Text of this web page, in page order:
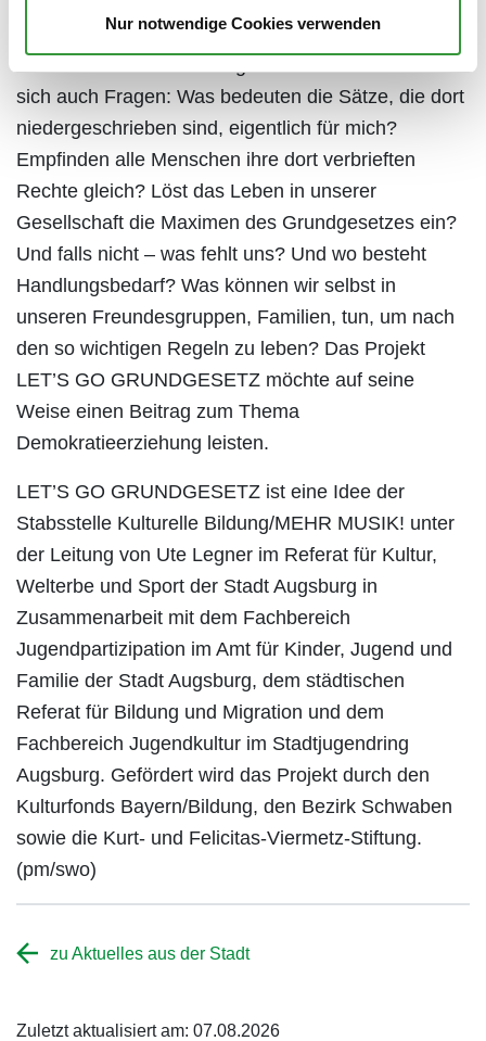
Nur notwendige Cookies verwenden
Im Unterricht haben die meisten jungen Menschen
sich auch Fragen: Was bedeuten die Sätze, die dort
niedergeschrieben sind, eigentlich für mich?
Empfinden alle Menschen ihre dort verbrieften
Rechte gleich? Löst das Leben in unserer
Gesellschaft die Maximen des Grundgesetzes ein?
Und falls nicht – was fehlt uns? Und wo besteht
Handlungsbedarf? Was können wir selbst in
unseren Freundesgruppen, Familien, tun, um nach
den so wichtigen Regeln zu leben? Das Projekt
LET’S GO GRUNDGESETZ möchte auf seine
Weise einen Beitrag zum Thema
Demokratieerziehung leisten.
LET’S GO GRUNDGESETZ ist eine Idee der
Stabsstelle Kulturelle Bildung/MEHR MUSIK! unter
der Leitung von Ute Legner im Referat für Kultur,
Welterbe und Sport der Stadt Augsburg in
Zusammenarbeit mit dem Fachbereich
Jugendpartizipation im Amt für Kinder, Jugend und
Familie der Stadt Augsburg, dem städtischen
Referat für Bildung und Migration und dem
Fachbereich Jugendkultur im Stadtjugendring
Augsburg. Gefördert wird das Projekt durch den
Kulturfonds Bayern/Bildung, den Bezirk Schwaben
sowie die Kurt- und Felicitas-Viermetz-Stiftung.
(pm/swo)
zu Aktuelles aus der Stadt
Zuletzt aktualisiert am: 07.08.2026